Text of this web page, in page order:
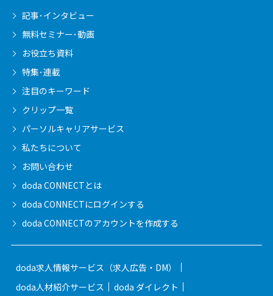
記事･インタビュー
無料セミナー･動画
お役立ち資料
特集･連載
注目のキーワード
クリップ一覧
パーソルキャリアサービス
私たちについて
お問い合わせ
doda CONNECTとは
doda CONNECTにログインする
doda CONNECTのアカウントを作成する
doda求人情報サービス（求人広告・DM）
doda人材紹介サービス
doda ダイレクト